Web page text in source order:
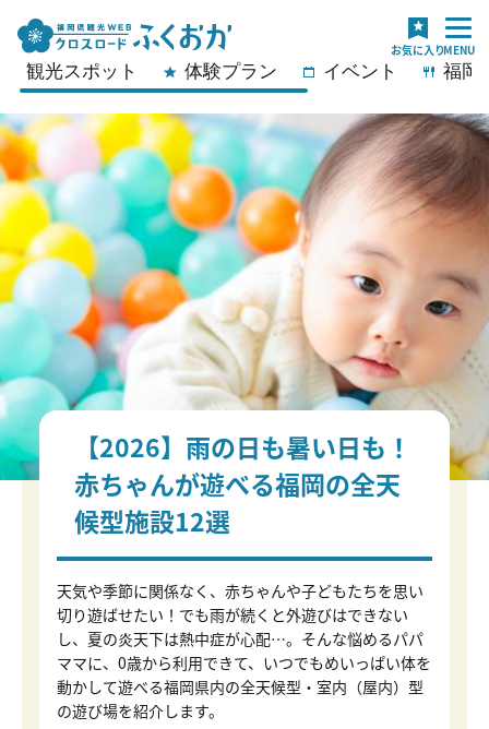
観光スポット 体験プラン イベント 福岡
【2026】雨の日も暑い日も！
赤ちゃんが遊べる福岡の全天
候型施設12選
天気や季節に関係なく、赤ちゃんや子どもたちを思い
切り遊ばせたい！でも雨が続くと外遊びはできない
し、夏の炎天下は熱中症が心配…。そんな悩めるパパ
ママに、0歳から利用できて、いつでもめいっぱい体を
動かして遊べる福岡県内の全天候型・室内（屋内）型
の遊び場を紹介します。